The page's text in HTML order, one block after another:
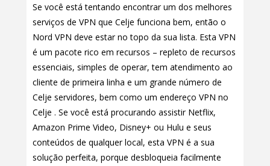
Se você está tentando encontrar um dos melhores
serviços de VPN que Celje funciona bem, então o
Nord VPN deve estar no topo da sua lista. Esta VPN
é um pacote rico em recursos – repleto de recursos
essenciais, simples de operar, tem atendimento ao
cliente de primeira linha e um grande número de
Celje servidores, bem como um endereço VPN no
Celje . Se você está procurando assistir Netflix,
Amazon Prime Video, Disney+ ou Hulu e seus
conteúdos de qualquer local, esta VPN é a sua
solução perfeita, porque desbloqueia facilmente